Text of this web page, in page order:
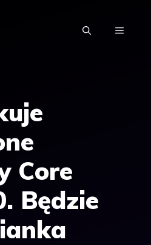
MENU
Core
Będzie